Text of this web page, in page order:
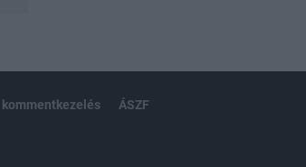
kommentkezelés ÁSZF